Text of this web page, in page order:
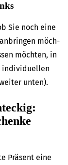
Sie noch eine
möch­
möch­ten, in
indi­vi­du­el­len
unten).
Präsent eine